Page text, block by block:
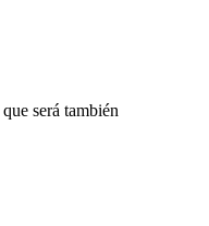
que será también